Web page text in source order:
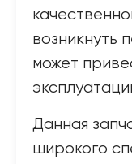
возникнуть
может
Данная
широкого